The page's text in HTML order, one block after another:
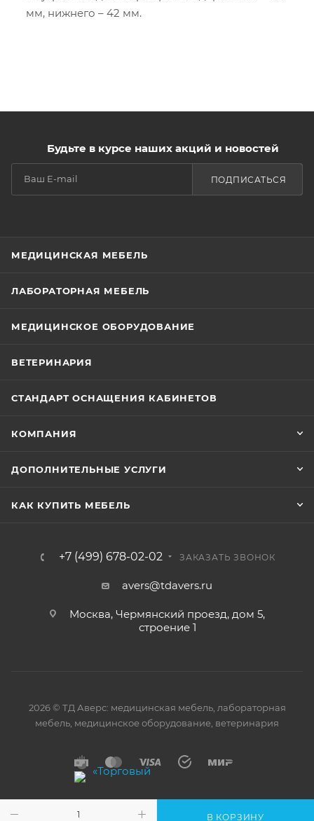
В КОРЗИНУ
мм, нижнего – 42 мм.
Будьте в курсе наших акций и новостей
ПОДПИСАТЬСЯ
МЕДИЦИНСКАЯ МЕБЕЛЬ
ЛАБОРАТОРНАЯ МЕБЕЛЬ
МЕДИЦИНСКОЕ ОБОРУДОВАНИЕ
ВЕТЕРИНАРИЯ
СТАНДАРТ ОСНАЩЕНИЯ КАБИНЕТОВ
КОМПАНИЯ
ДОПОЛНИТЕЛЬНЫЕ УСЛУГИ
КАК КУПИТЬ МЕБЕЛЬ
+7 (499) 678-02-02 ЗАКАЗАТЬ ЗВОНОК
avers@tdavers.ru
Москва, Чермянский проезд, дом 5,
строение 1
2026 © ТД Аверс: медицинская мебель, лабораторная
мебель, медицинское оборудование, ветеринария